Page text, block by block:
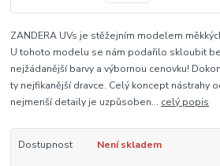
ZANDERA UVs je stěžejním modelem
U tohoto modelu se nám podařilo skloubit
nejžádanější barvy a výbornou cenovku!
ty nejfikanější dravce. Celý koncept nástrahy
nejmenší detaily je uzpůsoben... celý popis
Dostupnost Není skladem